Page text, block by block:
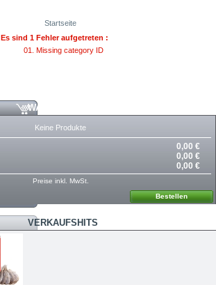
Startseite
Es sind 1 Fehler aufgetreten :
Missing category ID
WARENKORB
Keine Produkte
0,00 €
0,00 €
0,00 €
Preise inkl. MwSt.
Bestellen
VERKAUFSHITS